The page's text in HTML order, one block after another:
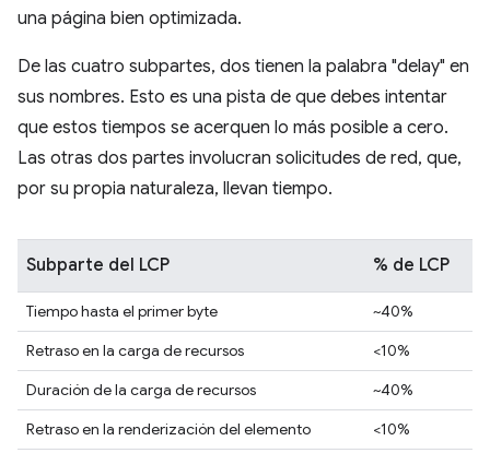
una página bien optimizada.
De las cuatro subpartes, dos tienen la palabra "delay" en
sus nombres. Esto es una pista de que debes intentar
que estos tiempos se acerquen lo más posible a cero.
Las otras dos partes involucran solicitudes de red, que,
por su propia naturaleza, llevan tiempo.
Subparte del LCP % de LCP
Tiempo hasta el primer byte
~40%
Retraso en la carga de recursos
<10%
Duración de la carga de recursos
~40%
Retraso en la renderización del elemento
<10%